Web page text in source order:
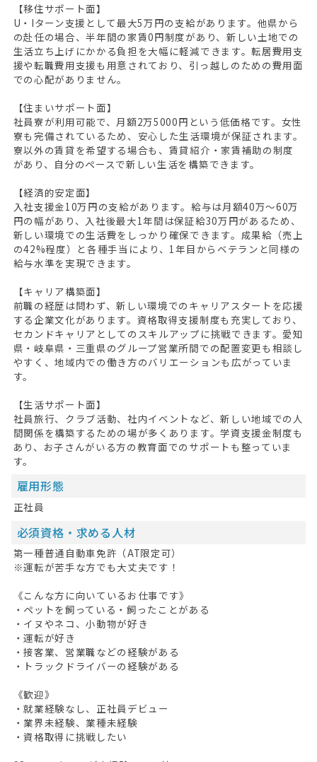
【移住サポート面】
U・Iターン支援として最大5万円の支給があります。他県から
の赴任の場合、半年間の家賃0円制度があり、新しい土地での
生活立ち上げにかかる負担を大幅に軽減できます。転居費用支
援や転職費用支援も用意されており、引っ越しのための費用面
での心配がありません。
【住まいサポート面】
社員寮が利用可能で、月額2万5000円という低価格です。女性
寮も完備されているため、安心した生活環境が保証されます。
寮以外の賃貸を希望する場合も、賃貸紹介・家賃補助の制度
があり、自分のペースで新しい生活を構築できます。
【経済的安定面】
入社支援金10万円の支給があります。給与は月額40万～60万
円の幅があり、入社後最大1年間は保証給30万円があるため、
新しい環境での生活費をしっかり確保できます。成果給（売上
の42%程度）と各種手当により、1年目からベテランと同様の
給与水準を実現できます。
【キャリア構築面】
前職の経歴は問わず、新しい環境でのキャリアスタートを応援
する企業文化があります。資格取得支援制度も充実しており、
セカンドキャリアとしてのスキルアップに挑戦できます。愛知
県・岐阜県・三重県のグループ営業所間での配置変更も相談し
やすく、地域内での働き方のバリエーションも広がっていま
す。
【生活サポート面】
社員旅行、クラブ活動、社内イベントなど、新しい地域での人
間関係を構築するための場が多くあります。学資支援金制度も
あり、お子さんがいる方の教育面でのサポートも整っていま
す。
雇用形態
正社員
必須資格・求める人材
第一種普通自動車免許（AT限定可）
※運転が苦手な方でも大丈夫です！
《こんな方に向いているお仕事です》
・ペットを飼っている・飼ったことがある
・イヌやネコ、小動物が好き
・運転が好き
・接客業、営業職などの経験がある
・トラックドライバーの経験がある
《歓迎》
・就業経験なし、正社員デビュー
・業界未経験、業種未経験
・資格取得に挑戦したい